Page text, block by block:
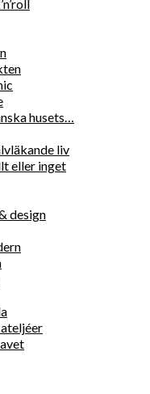
husets…
liv
eller inget
design